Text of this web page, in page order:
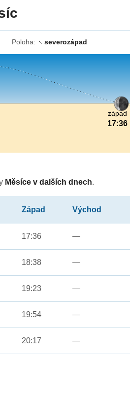
Poloha: ↓severozápad
západ
17:36
Měsíce v dalších dnech.
Západ Východ
17:36 —
18:38 —
19:23 —
19:54 —
20:17 —